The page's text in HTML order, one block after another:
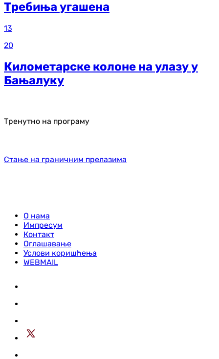
Требиња угашена
13
20
Километарске колоне на улазу у
Бањалуку
Тренутно на програму
Стање на граничним прелазима
О нама
Импресум
Контакт
Оглашавање
Услови коришћења
WEBMAIL